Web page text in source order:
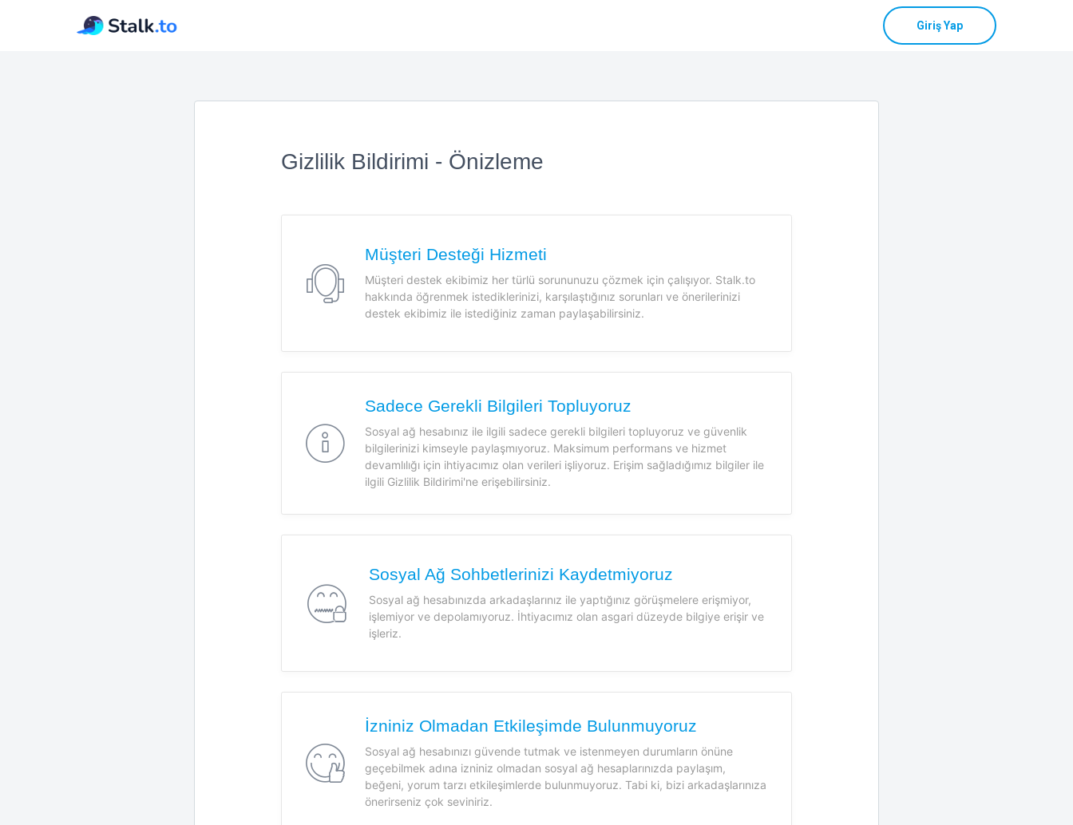
Giriş Yap
Gizlilik Bildirimi - Önizleme
Müşteri Desteği Hizmeti
Müşteri destek ekibimiz her türlü sorununuzu çözmek için çalışıyor. Stalk.to
hakkında öğrenmek istediklerinizi, karşılaştığınız sorunları ve önerilerinizi
destek ekibimiz ile istediğiniz zaman paylaşabilirsiniz.
Sadece Gerekli Bilgileri Topluyoruz
Sosyal ağ hesabınız ile ilgili sadece gerekli bilgileri topluyoruz ve güvenlik
bilgilerinizi kimseyle paylaşmıyoruz. Maksimum performans ve hizmet
devamlılığı için ihtiyacımız olan verileri işliyoruz. Erişim sağladığımız bilgiler ile
ilgili Gizlilik Bildirimi'ne erişebilirsiniz.
Sosyal Ağ Sohbetlerinizi Kaydetmiyoruz
Sosyal ağ hesabınızda arkadaşlarınız ile yaptığınız görüşmelere erişmiyor,
işlemiyor ve depolamıyoruz. İhtiyacımız olan asgari düzeyde bilgiye erişir ve
işleriz.
İzniniz Olmadan Etkileşimde Bulunmuyoruz
Sosyal ağ hesabınızı güvende tutmak ve istenmeyen durumların önüne
geçebilmek adına izniniz olmadan sosyal ağ hesaplarınızda paylaşım,
beğeni, yorum tarzı etkileşimlerde bulunmuyoruz. Tabi ki, bizi arkadaşlarınıza
önerirseniz çok seviniriz.